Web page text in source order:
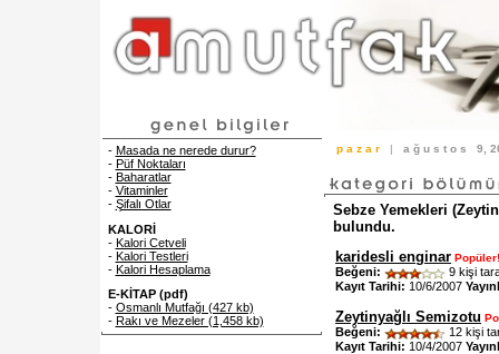
- Masada ne nerede durur?
- Püf Noktaları
- Baharatlar
- Vitaminler
- Şifalı Otlar
KALORİ
- Kalori Cetveli
- Kalori Testleri
- Kalori Hesaplama
E-KİTAP (pdf)
- Osmanlı Mutfağı (427 kb)
- Rakı ve Mezeler (1,458 kb)
p a z a r | a ğ u s t o s 9,
Sebze Yemekleri
bulundu.
karidesli enginar Popüler!
Beğeni:
9 kişi
Kayıt Tarihi: 10/6/2007
Zeytinyağlı Semizotu
Beğeni:
12 kişi
Kayıt Tarihi: 10/4/2007